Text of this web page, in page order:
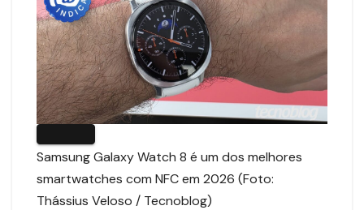
Samsung Galaxy Watch 8 é um dos melhores
smartwatches com NFC em 2026 (Foto:
Thássius Veloso / Tecnoblog)